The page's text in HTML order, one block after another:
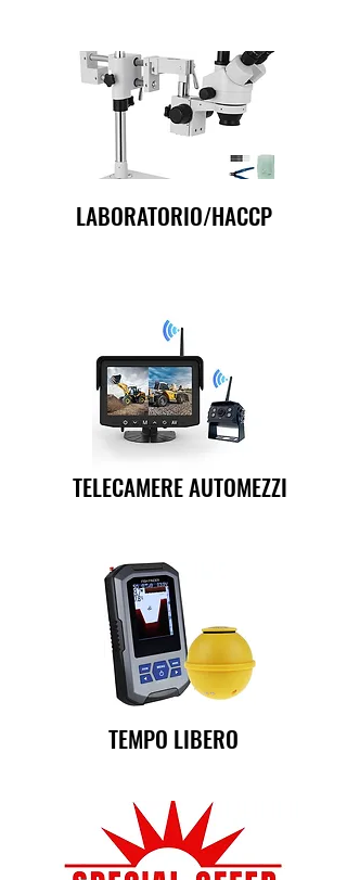
LABORATORIO/HACCP
TELECAMERE AUTOMEZZI
TEMPO LIBERO